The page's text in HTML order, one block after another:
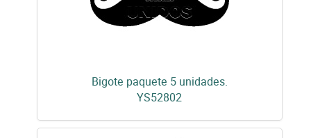
Bigote paquete 5 unidades.
YS52802